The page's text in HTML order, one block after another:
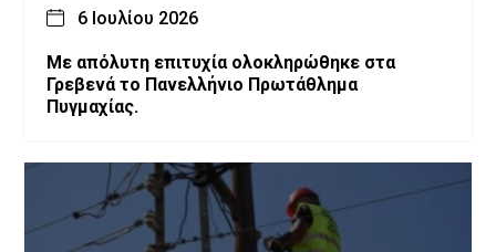
6 Ιουλίου 2026
Με απόλυτη επιτυχία ολοκληρώθηκε στα
Γρεβενά το Πανελλήνιο Πρωτάθλημα
Πυγμαχίας.